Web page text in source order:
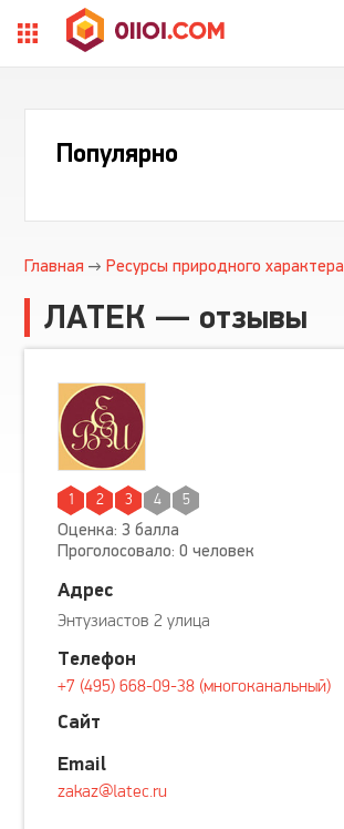
Популярно
Главная Ресурсы природного характера
ЛАТЕК — отзывы
1 2 3 4 5
Оценка: 3 балла
Проголосовало: 0 человек
Адрес
Энтузиастов 2 улица
Телефон
+7 (495) 668-09-38 (многоканальный)
Сайт
Email
zakaz@latec.ru